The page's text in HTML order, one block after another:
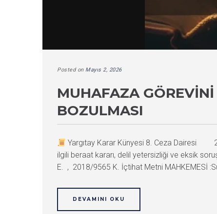
Posted on Mayıs 2, 2026
MUHAFAZA
BOZULMASI
Yargıtay Karar Künyesi 8. Ceza Dairesi
ilgili beraat kararı, delil yetersizliği ve eksik
E. , 2018/9565 K. İçtihat Metni MAHKEMESİ
DEVAMINI OKU